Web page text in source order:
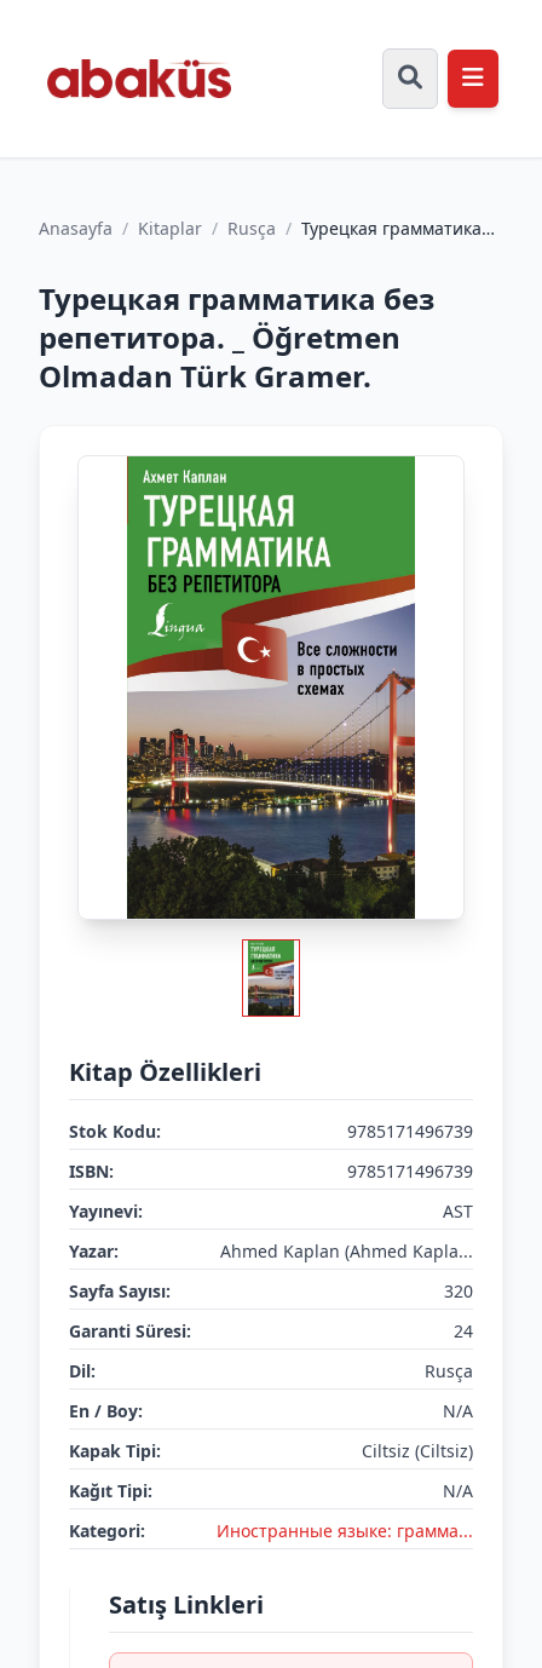
Anasayfa / Kitaplar / Rusça / Турецкая грамматика
Türk Gra...
Турецкая грамматика без
репетитора. _ Öğretmen
Olmadan Türk Gramer.
Kitap Özellikleri
Stok Kodu:
9785171496739
ISBN:
9785171496739
Yayınevi:
AST
Yazar:
Ahmed Kaplan (Ahmed Kapla...
Sayfa Sayısı:
320
Garanti Süresi:
24
Dil:
Rusça
En / Boy:
N/A
Kapak Tipi:
Ciltsiz (Ciltsiz)
Kağıt Tipi:
N/A
Kategori:
Иностранные языке: грамма...
Satış Linkleri